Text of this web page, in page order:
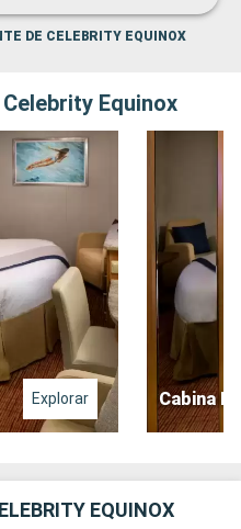
DE CELEBRITY EQUINOX
Equinox
Explorar Cabina
EQUINOX